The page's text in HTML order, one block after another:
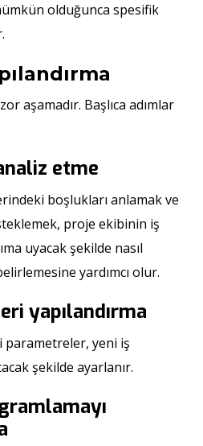
olduğunca spesifik
aşamadır. Başlıca adımlar
etme
boşlukları anlamak ve
proje ekibinin iş
uyacak şekilde nasıl
yardımcı olur.
yapılandırma
parametreler, yeni iş
şekilde ayarlanır.